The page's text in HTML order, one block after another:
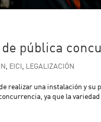
pública
EICI LEGALIZACIÓN
una instalación y su
ya que la